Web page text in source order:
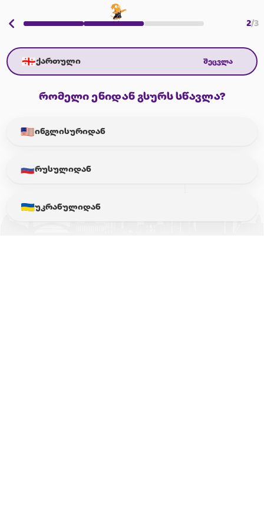
2/3
ქართული შეცვლა
რომელი ენიდან გსურს სწავლა?
ინგლისურიდან
რუსულიდან
უკრანულიდან